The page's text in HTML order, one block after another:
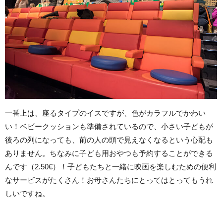
一番上は、座るタイプのイスですが、色がカラフルでかわい
い！ベビークッションも準備されているので、小さい子どもが
後ろの列になっても、前の人の頭で見えなくなるという心配も
ありません。ちなみに子ども用おやつも予約することができる
んです（2.50€）！子どもたちと一緒に映画を楽しむための便利
なサービスがたくさん！お母さんたちにとってはとってもうれ
しいですね。